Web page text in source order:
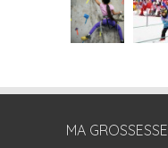
MA GROSSESSE